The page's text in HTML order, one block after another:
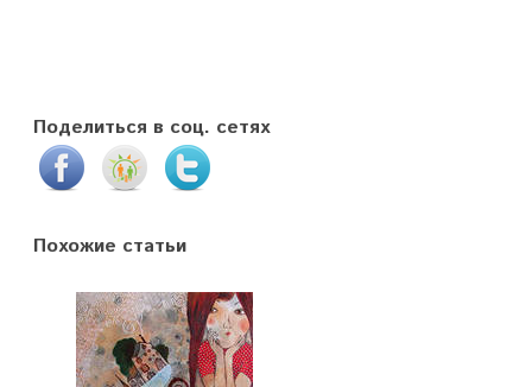
Поделиться в соц. сетях
Похожие статьи